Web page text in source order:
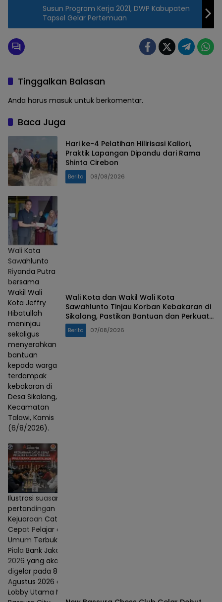
Susun Program Kerja 2021, DWP Kabupaten
Tapsel Gelar Pertemuan
Tinggalkan Balasan
Anda harus masuk untuk berkomentar.
Baca Juga
Hari ke-4 Pelatihan Hilirisasi Kaliori,
Praktik Lapangan Dipandu dari Rama
Shinta Cirebon
Berita 08/08/2026
Wali Kota
Sawahlunto
Riyanda Putra
bersama
Wakil Wali
Kota Jeffry
Hibatullah
meninjau
sekaligus
menyerahkan
bantuan
kepada warga
terdampak
kebakaran di
Desa Sikalang,
Kecamatan
Talawi, Kamis
(6/8/2026).
Wali Kota dan Wakil Wali Kota
Sawahlunto Tinjau Korban Kebakaran di
Sikalang, Pastikan Bantuan dan Perkuat
Mitigasi Bencana
Berita 07/08/2026
Ilustrasi suasana
pertandingan
Kejuaraan Catur
Cepat Pelajar dan
Umum Terbuka
Piala Bank Jakarta
2026 yang akan
digelar pada 8–9
Agustus 2026 di
Lobby Utama Mall